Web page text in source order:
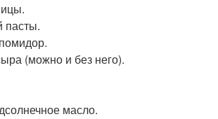
пасты.
(можно и без него).
масло.